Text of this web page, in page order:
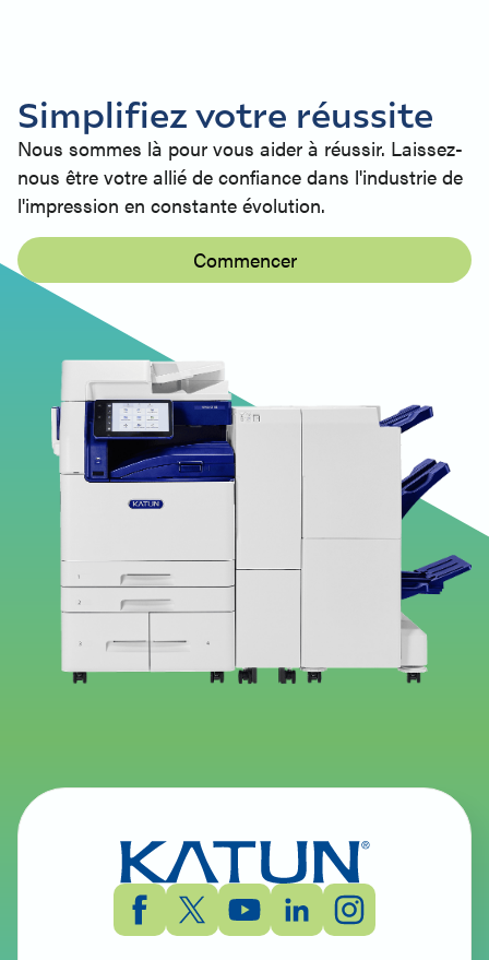
Simplifiez votre réussite
Nous sommes là pour vous aider à réussir. Laissez-
nous être votre allié de confiance dans l'industrie de
l'impression en constante évolution.
Commencer